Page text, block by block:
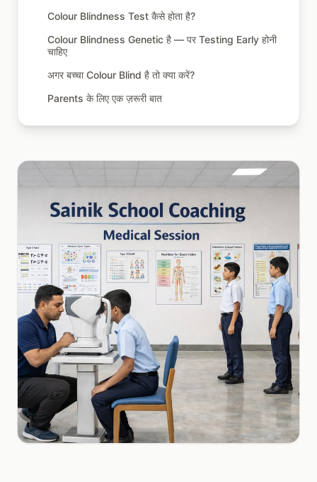
Colour Blindness Test कैसे होता है?
Colour Blindness Genetic है — पर Testing Early होनी
चाहिए
अगर बच्चा Colour Blind है तो क्या करें?
Parents के लिए एक ज़रूरी बात